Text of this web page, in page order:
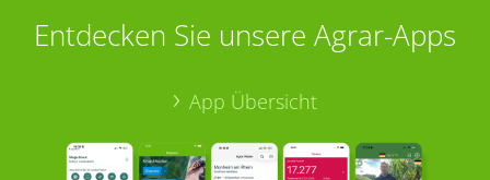
Entdecken Sie unsere Agrar-Apps
App Übersicht